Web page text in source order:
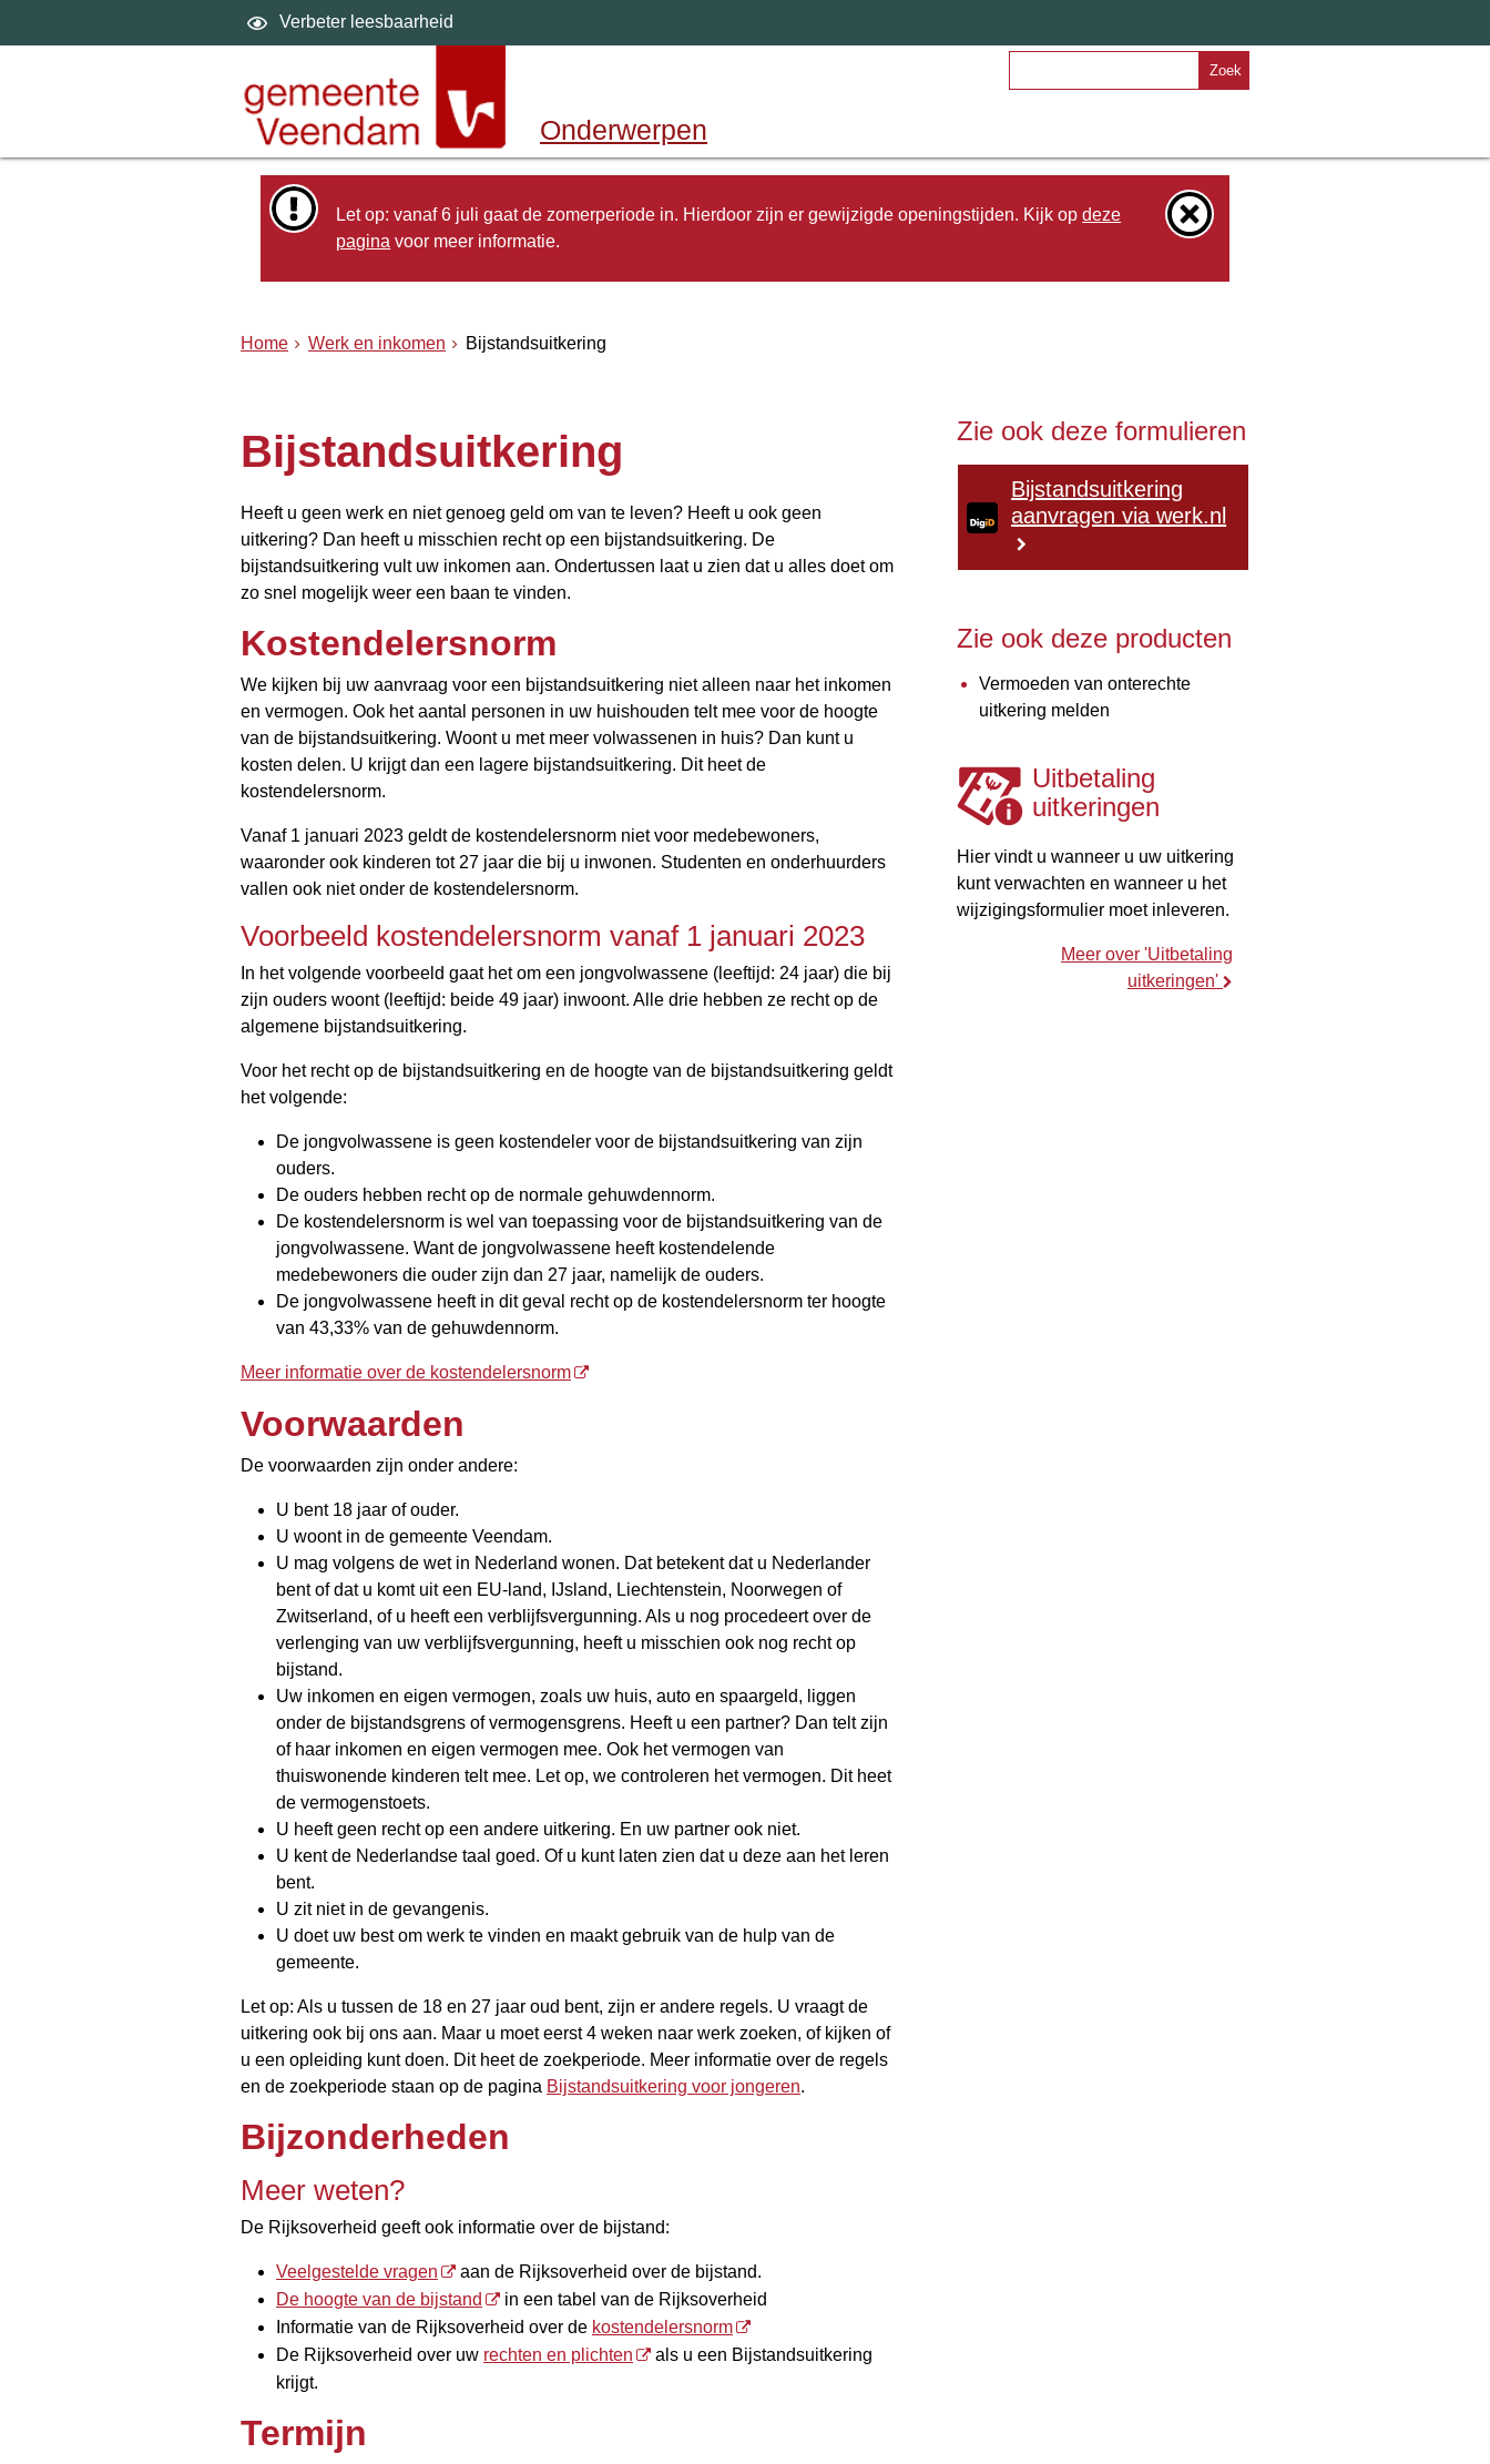
Verbeter leesbaarheid
Zoek
Onderwerpen
Let op: vanaf 6 juli gaat de zomerperiode in. Hierdoor zijn er gewijzigde openingstijden. Kijk opdeze
pagina voor meer informatie.
Home Werk en inkomen Bijstandsuitkering
Bijstandsuitkering
Heeft u geen werk en niet genoeg geld om van te leven? Heeft u ook geen
uitkering? Dan heeft u misschien recht op een bijstandsuitkering. De
bijstandsuitkering vult uw inkomen aan. Ondertussen laat u zien dat u alles doet om
zo snel mogelijk weer een baan te vinden.
Kostendelersnorm
We kijken bij uw aanvraag voor een bijstandsuitkering niet alleen naar het inkomen
en vermogen. Ook het aantal personen in uw huishouden telt mee voor de hoogte
van de bijstandsuitkering. Woont u met meer volwassenen in huis? Dan kunt u
kosten delen. U krijgt dan een lagere bijstandsuitkering. Dit heet de
kostendelersnorm.
Vanaf 1 januari 2023 geldt de kostendelersnorm niet voor medebewoners,
waaronder ook kinderen tot 27 jaar die bij u inwonen. Studenten en onderhuurders
vallen ook niet onder de kostendelersnorm.
Voorbeeld kostendelersnorm vanaf 1 januari 2023
In het volgende voorbeeld gaat het om een jongvolwassene (leeftijd: 24 jaar) die bij
zijn ouders woont (leeftijd: beide 49 jaar) inwoont. Alle drie hebben ze recht op de
algemene bijstandsuitkering.
Voor het recht op de bijstandsuitkering en de hoogte van de bijstandsuitkering geldt
het volgende:
De jongvolwassene is geen kostendeler voor de bijstandsuitkering van zijn
ouders.
De ouders hebben recht op de normale gehuwdennorm.
De kostendelersnorm is wel van toepassing voor de bijstandsuitkering van de
jongvolwassene. Want de jongvolwassene heeft kostendelende
medebewoners die ouder zijn dan 27 jaar, namelijk de ouders.
De jongvolwassene heeft in dit geval recht op de kostendelersnorm ter hoogte
van 43,33% van de gehuwdennorm.
Meer informatie over de kostendelersnorm
Voorwaarden
De voorwaarden zijn onder andere:
U bent 18 jaar of ouder.
U woont in de gemeente Veendam.
U mag volgens de wet in Nederland wonen. Dat betekent dat u Nederlander
bent of dat u komt uit een EU-land, IJsland, Liechtenstein, Noorwegen of
Zwitserland, of u heeft een verblijfsvergunning. Als u nog procedeert over de
verlenging van uw verblijfsvergunning, heeft u misschien ook nog recht op
bijstand.
Uw inkomen en eigen vermogen, zoals uw huis, auto en spaargeld, liggen
onder de bijstandsgrens of vermogensgrens. Heeft u een partner? Dan telt zijn
of haar inkomen en eigen vermogen mee. Ook het vermogen van
thuiswonende kinderen telt mee. Let op, we controleren het vermogen. Dit heet
de vermogenstoets.
U heeft geen recht op een andere uitkering. En uw partner ook niet.
U kent de Nederlandse taal goed. Of u kunt laten zien dat u deze aan het leren
bent.
U zit niet in de gevangenis.
U doet uw best om werk te vinden en maakt gebruik van de hulp van de
gemeente.
Let op: Als u tussen de 18 en 27 jaar oud bent, zijn er andere regels. U vraagt de
uitkering ook bij ons aan. Maar u moet eerst 4 weken naar werk zoeken, of kijken of
u een opleiding kunt doen. Dit heet de zoekperiode. Meer informatie over de regels
en de zoekperiode staan op de pagina Bijstandsuitkering voor jongeren.
Bijzonderheden
Meer weten?
De Rijksoverheid geeft ook informatie over de bijstand:
Veelgestelde vragen
aan de Rijksoverheid over de bijstand.
De hoogte van de bijstand
in een tabel van de Rijksoverheid
Informatie van de Rijksoverheid over de kostendelersnorm
De Rijksoverheid over uw rechten en plichten
als u een Bijstandsuitkering
krijgt.
Termijn
Zie ook deze formulieren
Bijstandsuitkering
aanvragen via werk.nl
Zie ook deze producten
Vermoeden van onterechte
uitkering melden
Uitbetaling
uitkeringen
Hier vindt u wanneer u uw uitkering
kunt verwachten en wanneer u het
wijzigingsformulier moet inleveren.
Meer over 'Uitbetaling
uitkeringen'